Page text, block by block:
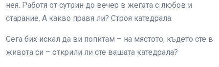
нея. Работя от сутрин до вечер в жегата с любов и
старание. А какво правя ли? Строя катедрала.
Сега бих искал да ви попитам – на мястото, където сте в
живота си – открили ли сте вашата катедрала?